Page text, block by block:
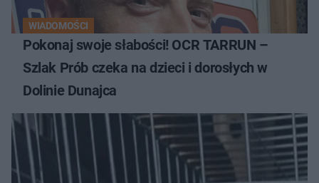
WIADOMOŚCI
Pokonaj swoje słabości! OCR TARRUN –
Szlak Prób czeka na dzieci i dorosłych w
Dolinie Dunajca